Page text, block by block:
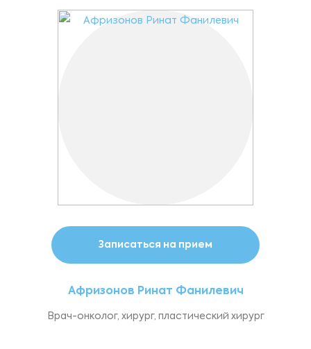
Записаться на прием
Афризонов Ринат Фанилевич
Врач-онколог, хирург, пластический хирург